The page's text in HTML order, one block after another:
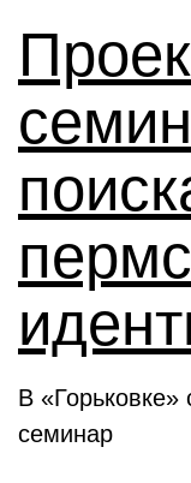
В «Горьковке»
семинар